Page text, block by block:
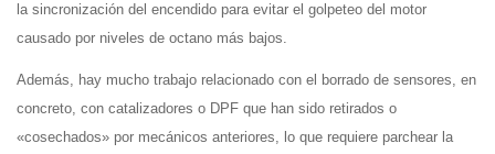
la sincronización del encendido para evitar el golpeteo del motor
causado por niveles de octano más bajos.
Además, hay mucho trabajo relacionado con el borrado de sensores, en
concreto, con catalizadores o DPF que han sido retirados o
«cosechados» por mecánicos anteriores, lo que requiere parchear la